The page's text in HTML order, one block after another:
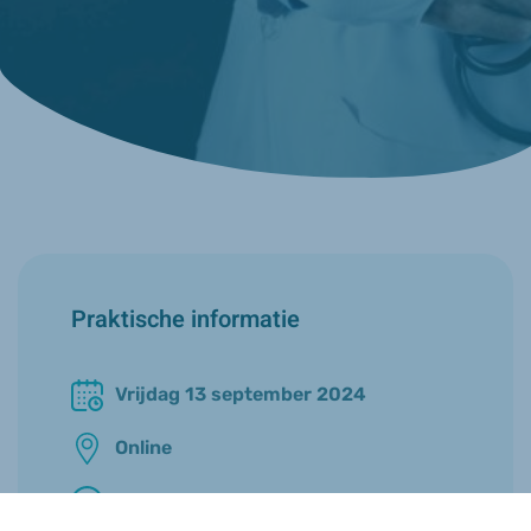
Praktische informatie
Vrijdag 13 september 2024
Online